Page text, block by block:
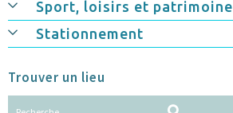
Sport, loisirs et patrimoine
Stationnement
Trouver un lieu